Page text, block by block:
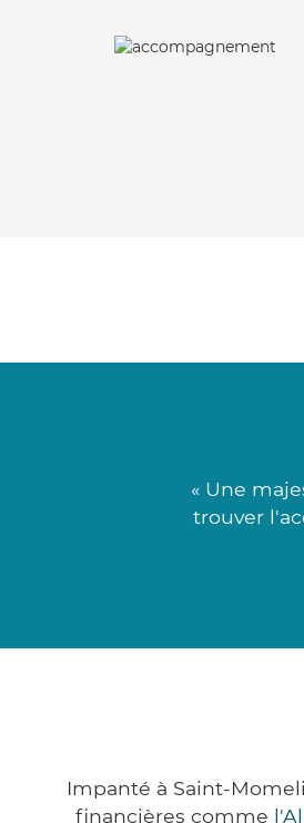
« Une
trouver
Impanté à Saint-
financières comme